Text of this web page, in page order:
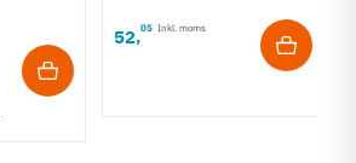
52,05 Inkl. moms